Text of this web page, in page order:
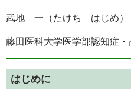
武地 一（たけち はじめ）
藤田医科大学医学部認知症
はじめに